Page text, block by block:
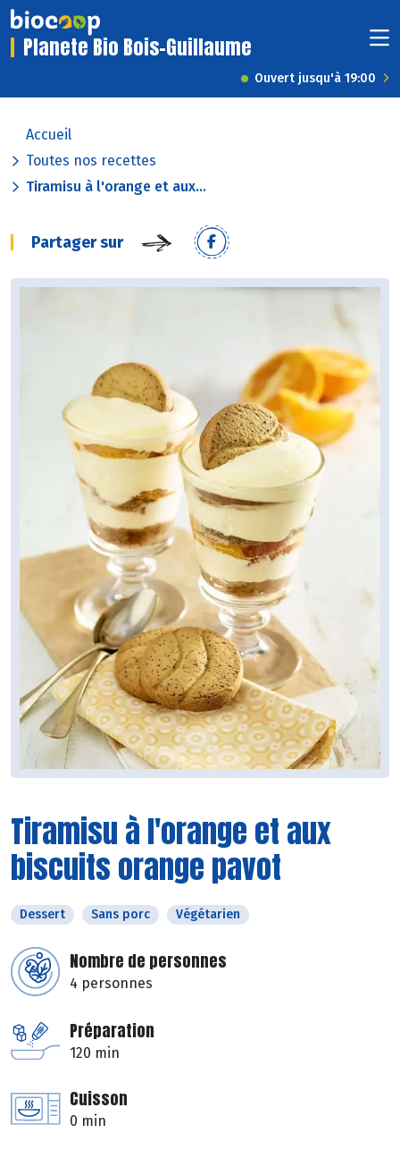
Planete Bio Bois-Guillaume
Ouvert jusqu'à 19:00
Accueil
Toutes nos recettes
Tiramisu à l'orange et aux...
Partager sur
Tiramisu à l'orange et aux
biscuits orange pavot
Dessert Sans porc Végétarien
Nombre de personnes
4 personnes
Préparation
120 min
Cuisson
0 min